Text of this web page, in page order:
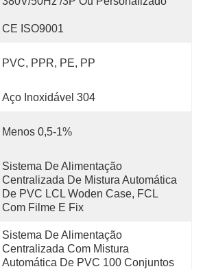
CE ISO9001
PVC, PPR, PE, PP
Aço Inoxidável 304
Menos 0,5-1%
Sistema De Alimentação
Centralizada De Mistura Automática
De PVC LCL Woden Case, FCL
Com Filme E Fix
Sistema De Alimentação
Centralizada Com Mistura
Automática De PVC 100 Conjuntos